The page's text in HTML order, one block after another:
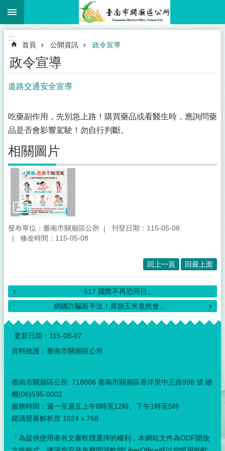
跳到主要內容區塊
:::
首頁 公開資訊 政令宣導
政令宣導
道路交通安全宣導
吃藥副作用，先別急上路！購買藥品或看醫生時，應詢問藥
品是否會影響駕駛！勿自行判斷。
相關圖片
發布單位：臺南市關廟區公所
刊登日期：115-05-08
修改時間：115-05-08
回上一頁 回最上面
「517 國際不再恐同日」
網購詐騙新手法！買個玉米竟然會...
:::
更新日期： 115-08-07
資料維護：臺南市關廟區公所
臺南市關廟區公所: 718006 臺南市關廟區香洋里中正路998 號 總
機(06)595-0002
服務時間：週一至週五上午8時至12時、下午1時至5時
建議螢幕解析度 1024 x 768
「為提供使用者有文書軟體選擇的權利，本網站文件為ODF開放